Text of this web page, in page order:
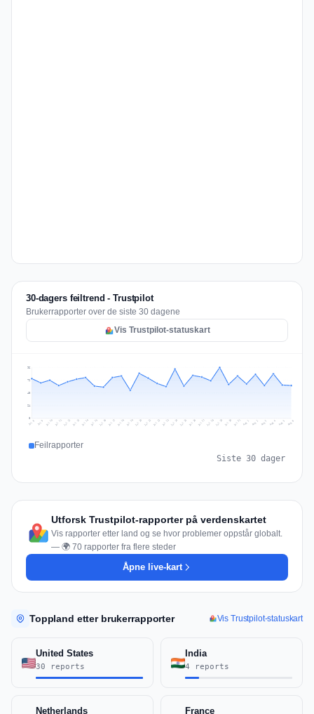
30-dagers feiltrend - Trustpilot
Brukerrapporter over de siste 30 dagene
Vis Trustpilot-statuskart
24
48
72
96
Jul 8 Jul 9 Jul 10 Jul 11 Jul 12 Jul 13 Jul 14 Jul 15 Jul 16 Jul 17 Jul 18 Jul 19 Jul 20 Jul 21 Jul 22 Jul 23 Jul 24 Jul 25 Jul 26 Jul 27 Jul 28 Jul 29 Jul 30 Jul 31 Aug 1 Aug 2 Aug 3 Aug 4 Aug 5 Aug 6
Feilrapporter
Siste 30 dager
Utforsk Trustpilot-rapporter på verdenskartet
Vis rapporter etter land og se hvor problemer oppstår globalt.
— 🌍 70 rapporter fra flere steder
Åpne live-kart
Toppland etter brukerrapporter Vis Trustpilot-statuskart
United States
30 reports
India
4 reports
Netherlands France